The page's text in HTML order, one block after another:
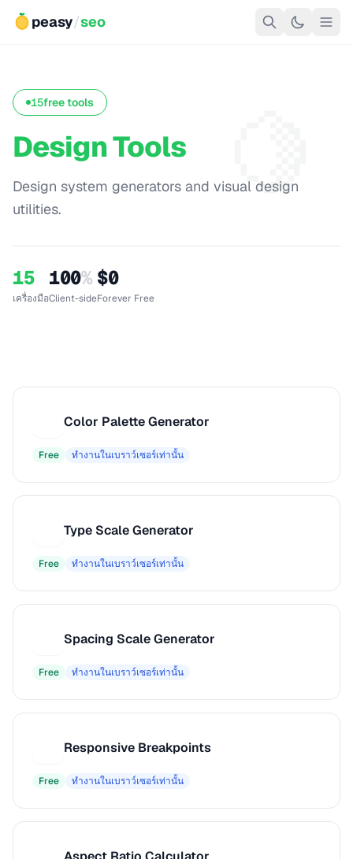
peasy/seo
🍋
15free tools
Design Tools
Design system generators and visual design
utilities.
15
เครื่องมือ
100%
Client-side
$0
Forever Free
Color Palette Generator
Free ทำงานในเบราว์เซอร์เท่านั้น
Type Scale Generator
Free ทำงานในเบราว์เซอร์เท่านั้น
Spacing Scale Generator
Free ทำงานในเบราว์เซอร์เท่านั้น
Responsive Breakpoints
Free ทำงานในเบราว์เซอร์เท่านั้น